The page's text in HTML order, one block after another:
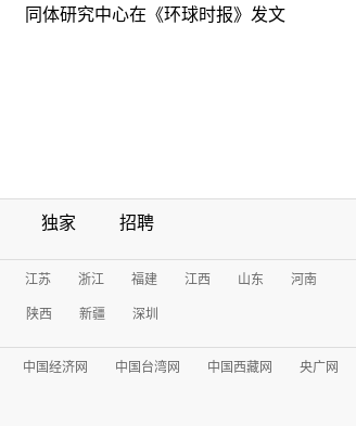
同体研究中心在《环球时报》发文
独家 招聘
江苏 浙江 福建 江西 山东 河南
陕西 新疆 深圳
中国经济网 中国台湾网 中国西藏网 央广网